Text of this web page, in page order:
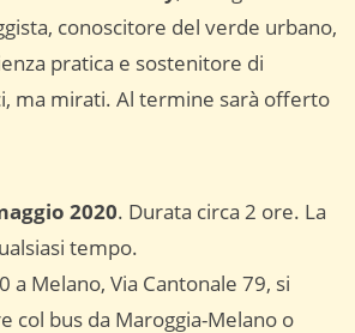
conoscitore del verde urbano,
pratica e sostenitore di
ma mirati. Al termine sarà offerto
2020. Durata circa 2 ore. La
tempo.
a Melano, Via Cantonale 79, si
col bus da Maroggia-Melano o